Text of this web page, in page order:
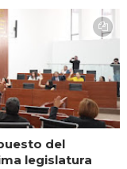
del
legislatura